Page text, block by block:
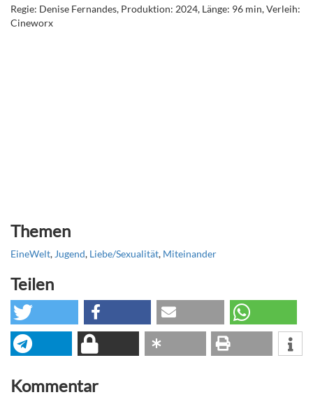
Regie: Denise Fernandes, Produktion: 2024, Länge: 96 min, Verleih:
Cineworx
Themen
EineWelt, Jugend, Liebe/Sexualität, Miteinander
Teilen
Kommentar